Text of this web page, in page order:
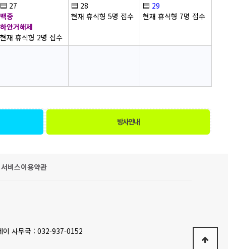
▤ 27
백중
하안거해제
현재 휴식형 2명 접수
▤ 28
현재 휴식형 5명 접수
▤ 29
현재 휴식형 7명 접수
방사안내
서비스이용약관
사무국 : 032-937-0152